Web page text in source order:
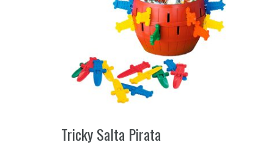
Tricky Salta Pirata